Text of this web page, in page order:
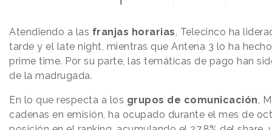
Atendiendo a las franjas horarias, Telecinco ha
tarde y el late night, mientras que Antena 3 lo ha
prime time. Por su parte, las temáticas de pago han
de la madrugada.
En lo que respecta a los grupos de comunicación,
cadenas en emisión, ha ocupado durante el mes de